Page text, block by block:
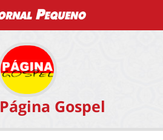
Página Gospel